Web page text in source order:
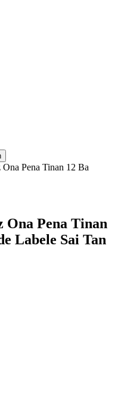
Pena Tinan 12 Ba
Pena Tinan
Labele Sai Tan